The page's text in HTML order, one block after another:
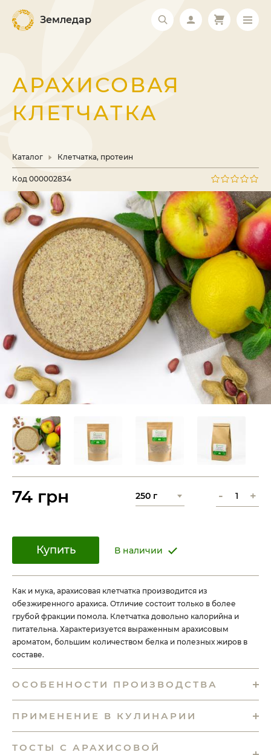
Земледар
АРАХИСОВАЯ
КЛЕТЧАТКА
Каталог Клетчатка, протеин
Код 000002834
Как и мука, арахисовая клетчатка производится из
обезжиренного арахиса. Отличие состоит только в более
грубой фракции помола. Клетчатка довольно калорийна и
питательна. Характеризуется выраженным арахисовым
ароматом, большим количеством белка и полезных жиров в
составе.
ОСОБЕННОСТИ ПРОИЗВОДСТВА
ПРИМЕНЕНИЕ В КУЛИНАРИИ
ТОСТЫ С АРАХИСОВОЙ
74 грн - +
Купить В наличии